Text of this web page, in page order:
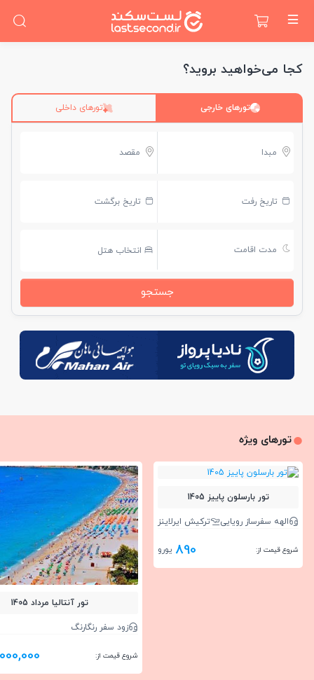
کجا می‌خواهید بروید؟
تورهای خارجی تورهای داخلی
مبدا مقصد
تاریخ رفت تاریخ برگشت
مدت اقامت انتخاب هتل
جستجو
تورهای ویژه
تور بارسلون پاییز 1405
الهه سفرساز رویایی ترکیش ایرلاینز
شروع قیمت از: 890 یورو
تور آنتالیا مرداد 1405
زود سفر رنگارنگ
شروع قیمت از: